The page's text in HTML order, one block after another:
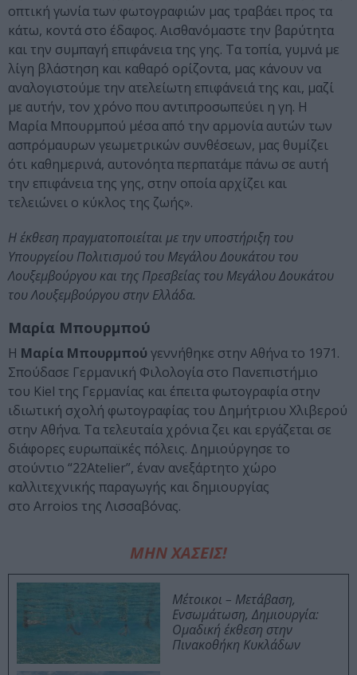
οπτική γωνία των φωτογραφιών μας τραβάει προς τα
κάτω, κοντά στο έδαφος. Αισθανόμαστε την βαρύτητα
και την συμπαγή επιφάνεια της γης. Τα τοπία, γυμνά με
λίγη βλάστηση και καθαρό ορίζοντα, μας κάνουν να
αναλογιστούμε την ατελείωτη επιφάνειά της και, μαζί
με αυτήν, τον χρόνο που αντιπροσωπεύει η γη. Η
Μαρία Μπουρμπού μέσα από την αρμονία αυτών των
ασπρόμαυρων γεωμετρικών συνθέσεων, μας θυμίζει
ότι καθημερινά, αυτονόητα περπατάμε πάνω σε αυτή
την επιφάνεια της γης, στην οποία αρχίζει και
τελειώνει ο κύκλος της ζωής».
Η έκθεση πραγματοποιείται με την υποστήριξη του
Υπουργείου Πολιτισμού του Μεγάλου Δουκάτου του
Λουξεμβούργου και της Πρεσβείας του Μεγάλου Δουκάτου
του Λουξεμβούργου στην Ελλάδα.
Μαρία Μπουρμπού
Η Μαρία Μπουρμπού γεννήθηκε στην Αθήνα το 1971.
Σπούδασε Γερμανική Φιλολογία στο Πανεπιστήμιο
του Kiel της Γερμανίας και έπειτα φωτογραφία στην
ιδιωτική σχολή φωτογραφίας του Δημήτριου Χλιβερού
στην Αθήνα. Τα τελευταία χρόνια ζει και εργάζεται σε
διάφορες ευρωπαϊκές πόλεις. Δημιούργησε το
στούντιο “22Atelier”, έναν ανεξάρτητο χώρο
καλλιτεχνικής παραγωγής και δημιουργίας
στο Arroios της Λισσαβόνας.
ΜΗΝ ΧΑΣΕΙΣ!
Μέτοικοι – Μετάβαση,
Ενσωμάτωση, Δημιουργία:
Ομαδική έκθεση στην
Πινακοθήκη Κυκλάδων